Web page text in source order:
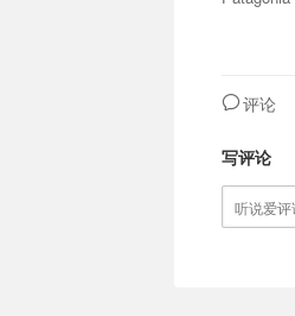
评论
写评论